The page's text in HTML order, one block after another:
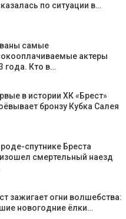
по ситуации в…
самые
актеры
года. Кто в…
в истории ХК «Брест»
бронзу Кубка Салея
спутнике Бреста
смертельный наезд
зажигает огни волшебства:
новогодние ёлки…